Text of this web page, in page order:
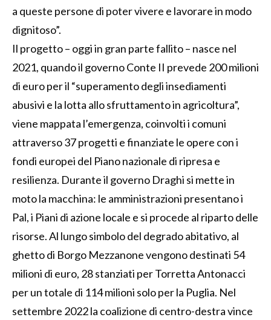
a queste persone di poter vivere e lavorare in modo
dignitoso”.
Il progetto – oggi in gran parte fallito – nasce nel
2021, quando il governo Conte II prevede 200 milioni
di euro per il “superamento degli insediamenti
abusivi e la lotta allo sfruttamento in agricoltura”,
viene mappata l’emergenza, coinvolti i comuni
attraverso 37 progetti e finanziate le opere con i
fondi europei del Piano nazionale di ripresa e
resilienza. Durante il governo Draghi si mette in
moto la macchina: le amministrazioni presentano i
Pal, i Piani di azione locale e si procede al riparto delle
risorse. Al lungo simbolo del degrado abitativo, al
ghetto di Borgo Mezzanone vengono destinati 54
milioni di euro, 28 stanziati per Torretta Antonacci
per un totale di 114 milioni solo per la Puglia. Nel
settembre 2022 la coalizione di centro-destra vince